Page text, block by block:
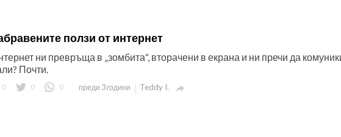
ползи от интернет
ни превръща в „зомбита“, вторачени в екрана и ни пречи да
Почти.
0 0 0 преди 3 години Teddy I. 